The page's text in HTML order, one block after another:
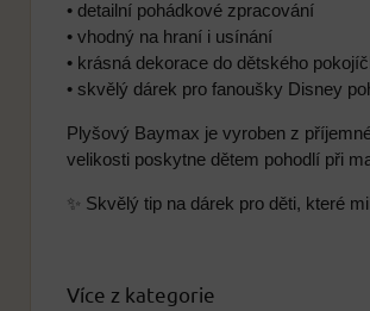
• detailní pohádkové zpracování
• vhodný na hraní i usínání
• krásná dekorace do dětského
• skvělý dárek pro fanoušky Disney
Plyšový Baymax je vyroben z
velikosti poskytne dětem pohodlí při
✨ Skvělý tip na dárek pro děti, které
Více z kategorie